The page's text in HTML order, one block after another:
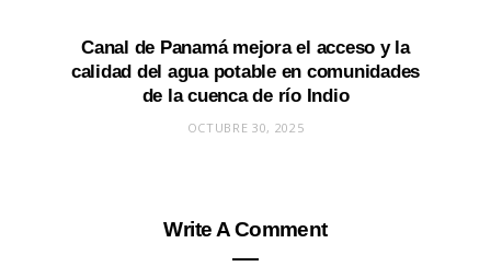
Canal de Panamá mejora el acceso y la
calidad del agua potable en comunidades
de la cuenca de río Indio
OCTUBRE 30, 2025
Write A Comment